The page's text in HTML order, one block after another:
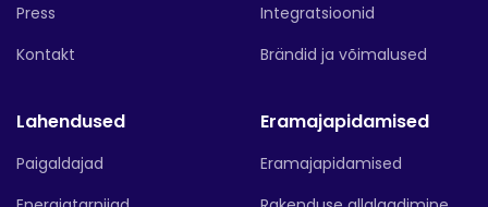
Press
Kontakt
Integratsioonid
Brändid ja võimalused
Lahendused
Paigaldajad
Eramajapidamised
Eramajapidamised